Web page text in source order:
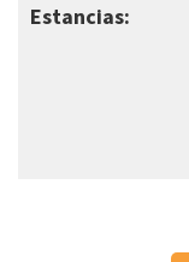
Estancias: